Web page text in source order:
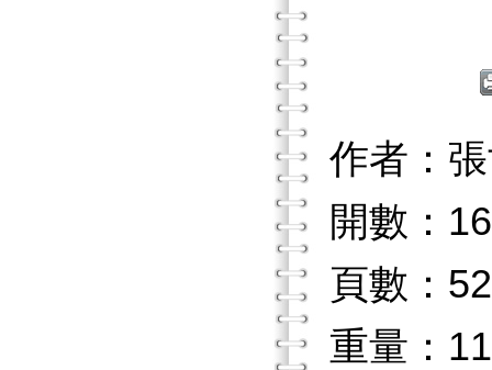
作者：
開數：16
頁數：
重量：